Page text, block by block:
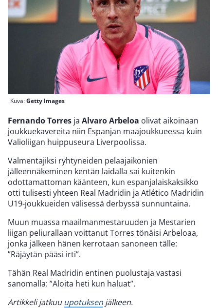
Kuva:Getty Images
Fernando Torres ja Alvaro Arbeloa olivat aikoinaan
joukkuekavereita niin Espanjan maajoukkueessa kuin
Valioliigan huippuseura Liverpoolissa.
Valmentajiksi ryhtyneiden pelaajaikonien
jälleennäkeminen kentän laidalla sai kuitenkin
odottamattoman käänteen, kun espanjalaiskaksikko
otti tulisesti yhteen Real Madridin ja Atlético Madridin
U19-joukkueiden välisessä derbyssä sunnuntaina.
Muun muassa maailmanmestaruuden ja Mestarien
liigan peliurallaan voittanut Torres tönäisi Arbeloaa,
jonka jälkeen hänen kerrotaan sanoneen tälle:
”Räjäytän pääsi irti”.
Tähän Real Madridin entinen puolustaja vastasi
sanomalla: ”Aloita heti kun haluat”.
Artikkeli jatkuu upotuksen jälkeen.